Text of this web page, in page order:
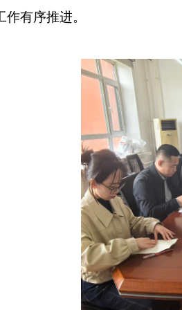
作有序推进。